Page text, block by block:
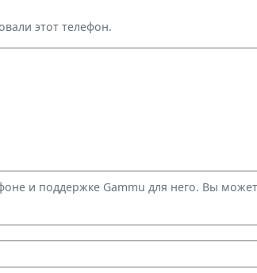
этот телефон.
и поддержке Gammu для него. Вы